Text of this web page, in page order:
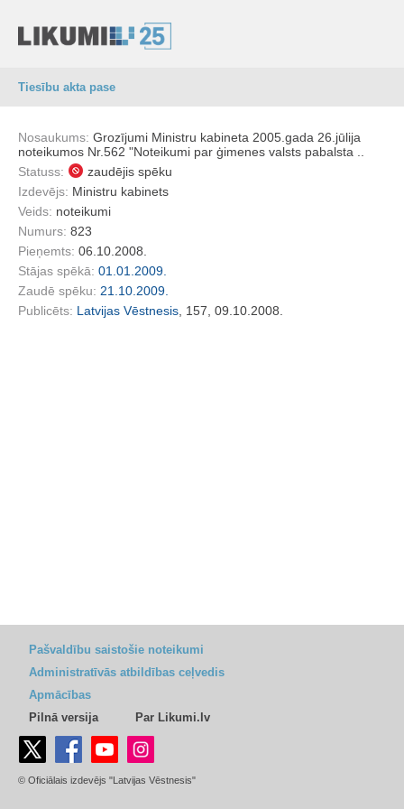
Tiesību akta pase
Nosaukums: Grozījumi Ministru kabineta 2005.gada 26.jūlija
noteikumos Nr.562 "Noteikumi par ģimenes valsts pabalsta ..
Statuss:
zaudējis spēku
Izdevējs: Ministru kabinets
Veids: noteikumi
Numurs: 823
Pieņemts: 06.10.2008.
Stājas spēkā: 01.01.2009.
Zaudē spēku: 21.10.2009.
Publicēts: Latvijas Vēstnesis , 157, 09.10.2008.
Pašvaldību saistošie noteikumi
Administratīvās atbildības ceļvedis
Apmācības
Pilnā versija
Par Likumi.lv
© Oficiālais izdevējs "Latvijas Vēstnesis"